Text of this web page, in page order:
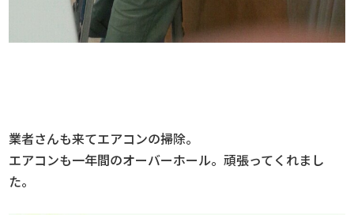
業者さんも来てエアコンの掃除。
エアコンも一年間のオーバーホール。頑張ってくれまし
た。